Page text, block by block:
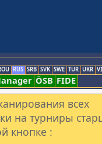
RUS SRB SVK SWE TUR UKR
ÖSB FIDE
всех
на турниры
кнопке :